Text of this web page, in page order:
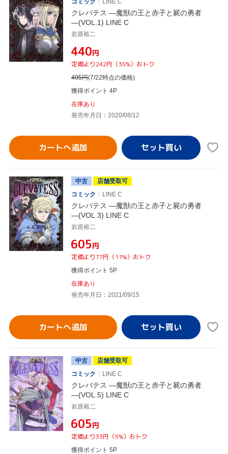
クレバテス ―魔獣の王と赤子と屍の勇者
―(VOL.1) LINE C
岩原裕二
¥440円
定価より242円（35%）おトク
495円(7/22時点の価格)
獲得ポイント 4P
在庫あり
発売年月日：2020/08/12
カートへ追加
中古
店舗受取可
コミック
LINE C
クレバテス ―魔獣の王と赤子と屍の勇者
―(VOL.3) LINE C
岩原裕二
¥605円
定価より77円（11%）おトク
獲得ポイント 5P
在庫あり
発売年月日：2021/09/15
カートへ追加
中古
店舗受取可
コミック
LINE C
クレバテス ―魔獣の王と赤子と屍の勇者
―(VOL.5) LINE C
岩原裕二
¥605円
定価より33円（5%）おトク
獲得ポイント 5P